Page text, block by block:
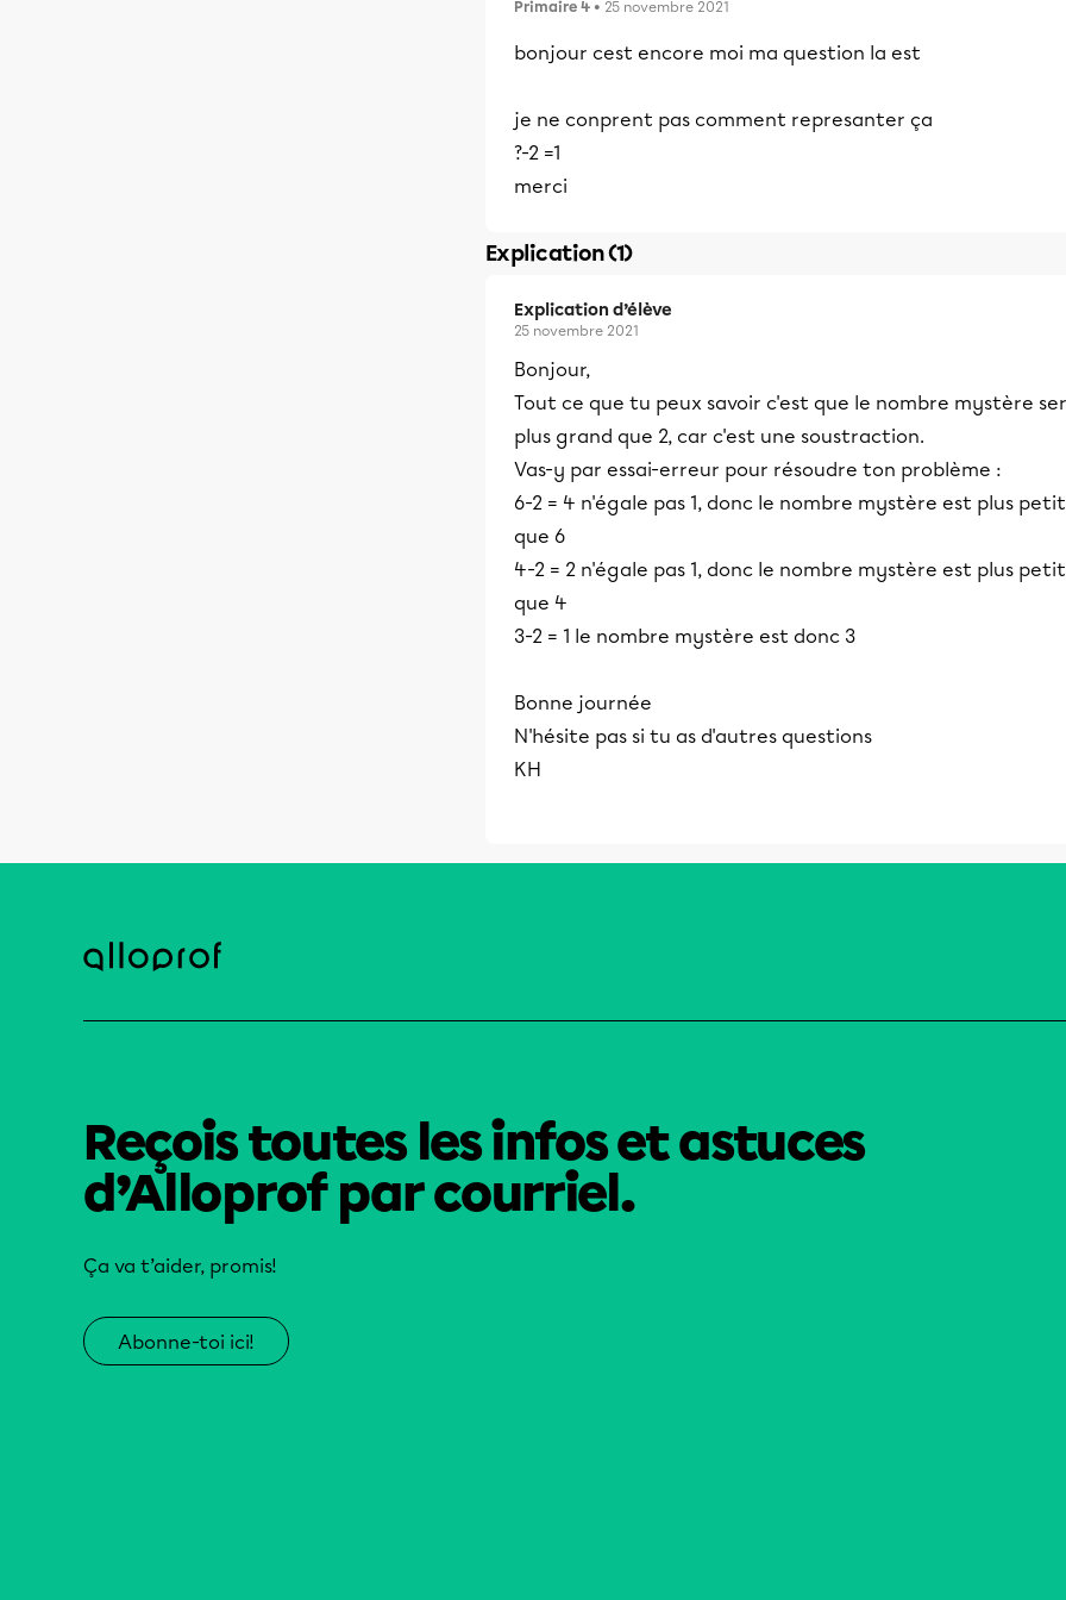
Primaire 4 • 25 novembre 2021
bonjour cest encore moi ma question la est
je ne conprent pas comment represanter ça
?-2 =1
merci
Explication (1)
Explication d’élève
25 novembre 2021
Bonjour,
Tout ce que tu peux savoir c'est que le nombre mystère
plus grand que 2, car c'est une soustraction.
Vas-y par essai-erreur pour résoudre ton problème :
6-2 = 4 n'égale pas 1, donc le nombre mystère est plus petit
que 6
4-2 = 2 n'égale pas 1, donc le nombre mystère est plus petit
que 4
3-2 = 1 le nombre mystère est donc 3
Bonne journée
N'hésite pas si tu as d'autres questions
KH
Reçois toutes les infos et astuces
d’Alloprof par courriel.
Ça va t’aider, promis!
Abonne-toi ici!